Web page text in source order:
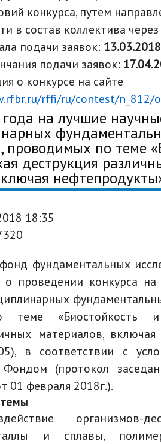
конкурса, путем
в состав коллектива
подачи заявок:
подачи заявок:
о конкурсе на сайте
rffi/ru/contest/n_812/
на лучшие
проводимых по теме
деструкция
18:35
фонд фундаментальных
о проведении конкурса
теме «Биостойкость и
материалов,
в соответствии с
Фондом (протокол
февраля 2018г.).
организмов-
и сплавы,